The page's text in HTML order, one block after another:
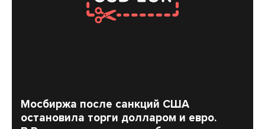
Мосбиржа после санкций США
остановила торги долларом и евро.